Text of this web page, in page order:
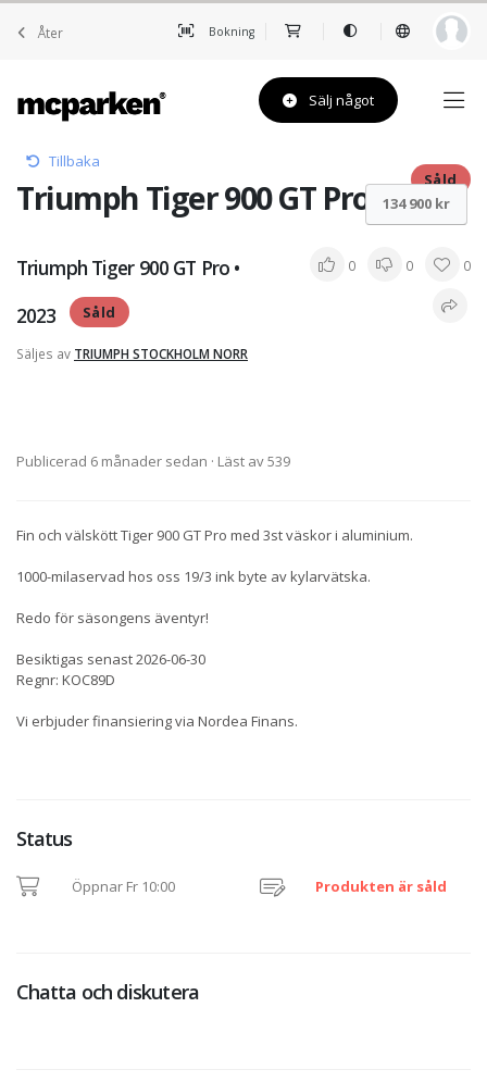
Åter Bokning
Sälj något
Tillbaka
Triumph Tiger 900 GT Pro • 2023
Såld
Triumph Tiger 900 GT Pro •
2023
Såld
0 0 0
Säljes av TRIUMPH STOCKHOLM NORR
134 900 kr
Publicerad 6 månader sedan · Läst av 539
Fin och välskött Tiger 900 GT Pro med 3st väskor i aluminium.
1000-milaservad hos oss 19/3 ink byte av kylarvätska.
Redo för säsongens äventyr!
Besiktigas senast 2026-06-30
Regnr: KOC89D
Vi erbjuder finansiering via Nordea Finans.
Status
Öppnar Fr 10:00 Produkten är såld
Chatta och diskutera